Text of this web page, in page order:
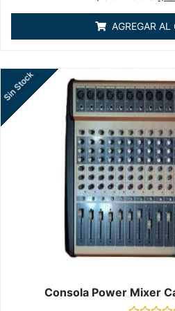
de
5
AGREGAR AL
Consola Power Mixer
Sin Stock